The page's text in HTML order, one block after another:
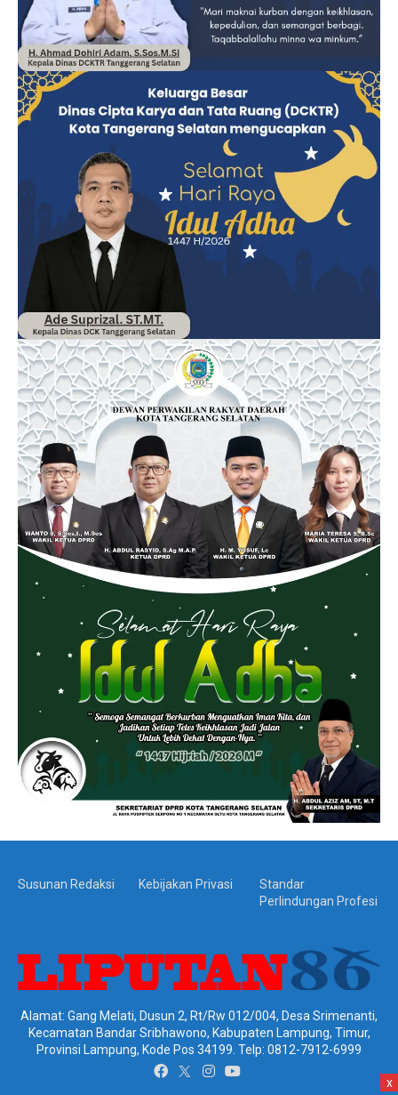
Susunan Redaksi Kebijakan Privasi
Standar
Perlindungan Profesi
Alamat: Gang Melati, Dusun 2, Rt/Rw 012/004, Desa Srimenanti,
Kecamatan Bandar Sribhawono, Kabupaten Lampung, Timur,
Provinsi Lampung, Kode Pos 34199. Telp: 0812-7912-6999
x